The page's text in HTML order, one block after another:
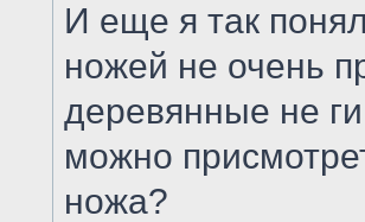
И еще я так
ножей не очень
деревянные не
можно
ножа?